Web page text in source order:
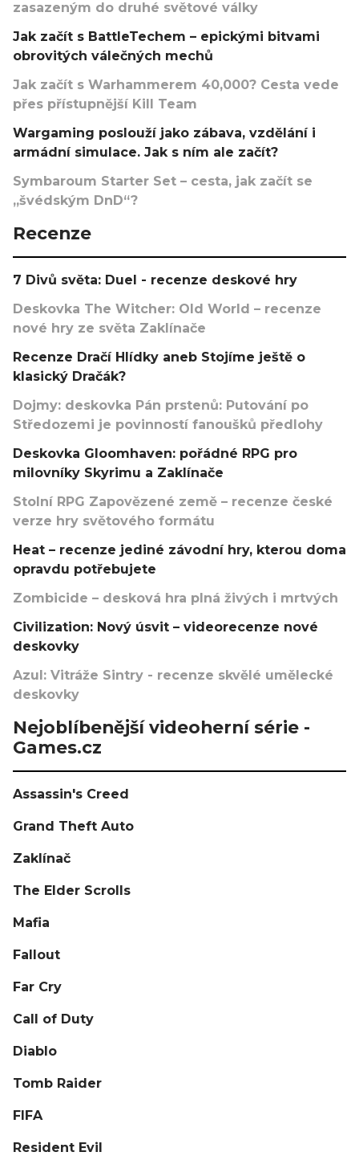
zasazeným do druhé světové války
Jak začít s BattleTechem – epickými bitvami
obrovitých válečných mechů
Jak začít s Warhammerem 40,000? Cesta vede
přes přístupnější Kill Team
Wargaming poslouží jako zábava, vzdělání i
armádní simulace. Jak s ním ale začít?
Symbaroum Starter Set – cesta, jak začít se
„švédským DnD“?
Recenze
7 Divů světa: Duel - recenze deskové hry
Deskovka The Witcher: Old World – recenze
nové hry ze světa Zaklínače
Recenze Dračí Hlídky aneb Stojíme ještě o
klasický Dračák?
Dojmy: deskovka Pán prstenů: Putování po
Středozemi je povinností fanoušků předlohy
Deskovka Gloomhaven: pořádné RPG pro
milovníky Skyrimu a Zaklínače
Stolní RPG Zapovězené země – recenze české
verze hry světového formátu
Heat – recenze jediné závodní hry, kterou doma
opravdu potřebujete
Zombicide – desková hra plná živých i mrtvých
Civilization: Nový úsvit – videorecenze nové
deskovky
Azul: Vitráže Sintry - recenze skvělé umělecké
deskovky
Nejoblíbenější videoherní série -
Games.cz
Assassin's Creed
Grand Theft Auto
Zaklínač
The Elder Scrolls
Mafia
Fallout
Far Cry
Call of Duty
Diablo
Tomb Raider
FIFA
Resident Evil